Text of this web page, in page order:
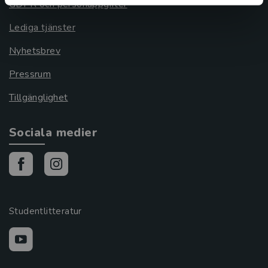
GDPR och personuppgifter
Lediga tjänster
Nyhetsbrev
Pressrum
Tillgänglighet
Sociala medier
Studentlitteratur